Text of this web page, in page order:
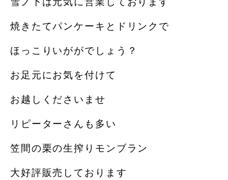
焼きたてパンケーキとドリンクで
ほっこりいががでしょう？
お足元にお気を付けて
お越しくださいませ️️
リピーターさんも多い
笠間の栗の生搾りモンブラン
大好評販売しております︎